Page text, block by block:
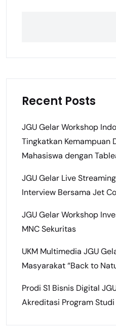
Recent Posts
JGU Gelar Workshop
Tingkatkan Kemampuan
Mahasiswa dengan
JGU Gelar Live
Interview Bersama Jet
JGU Gelar Workshop
MNC Sekuritas
UKM Multimedia JGU
Masyarakat “Back to
Prodi S1 Bisnis Digital
Akreditasi Program Studi